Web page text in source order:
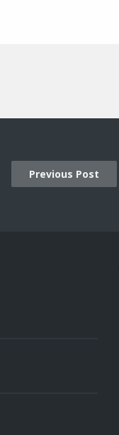
Previous Post